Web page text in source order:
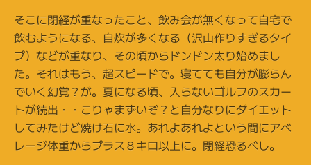
そこに閉経が重なったこと、飲み会が無くなって自宅で
飲むようになる、自炊が多くなる（沢山作りすぎるタイ
プ）などが重なり、その頃からドンドン太り始めまし
た。それはもう、超スピードで。寝てても自分が膨らん
でいく幻覚？が。夏になる頃、入らないゴルフのスカー
トが続出・・こりゃまずいぞ？と自分なりにダイエット
してみたけど焼け石に水。あれよあれよという間にアベ
レージ体重からプラス８キロ以上に。閉経恐るべし。